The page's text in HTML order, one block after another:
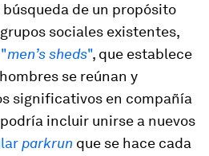
de un propósito
sociales existentes,
men’s sheds", que establece
se reúnan y
significativos en compañía
incluir unirse a nuevos
parkrun que se hace cada